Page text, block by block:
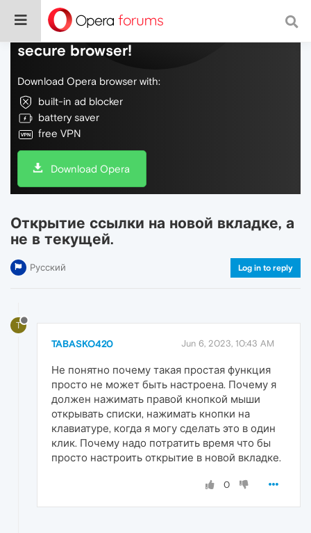
Do more on the web, with a fast and
secure browser!
Download Opera browser with:
built-in ad blocker
battery saver
free VPN
Download Opera
Открытие ссылки на новой вкладке, а
не в текущей.
Русский Log in to reply
T
TABASKO420 Jun 6, 2023, 10:43 AM
Не понятно почему такая простая функция
просто не может быть настроена. Почему я
должен нажимать правой кнопкой мыши
открывать списки, нажимать кнопки на
клавиатуре, когда я могу сделать это в один
клик. Почему надо потратить время что бы
просто настроить открытие в новой вкладке.
0